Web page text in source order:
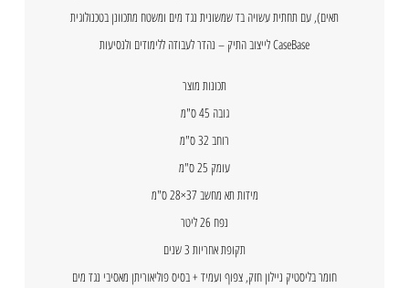
תאים), עם תחתית עשויה בד שמשונית נגד מים ומשטח מתכוונן בטכנולוגית
CaseBase לייצוב התיק – נהדר לעבודה ללימודים ולנסיעות
תכונות מוצר
גובה 45 ס"מ
רוחב 32 ס"מ
עומק 25 ס"מ
מידות תא מחשב 37×28 ס"מ
נפח 26 ליטר
תקופת אחריות 3 שנים
חומר בליסטיק ניילון חזק, צפוף ועמיד + בסיס פוליאוריתן מאסיבי נגד מים